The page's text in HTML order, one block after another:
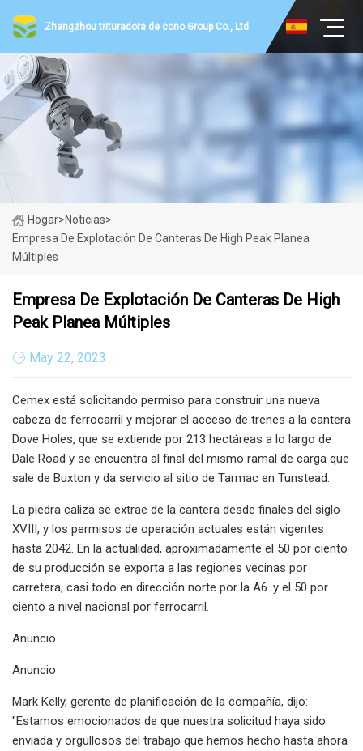
Zhangzhou trituradora de cono Group Co., Ltd
Hogar>Noticias>
Empresa De Explotación De Canteras De High Peak Planea
Múltiples
Empresa De Explotación De Canteras De High
Peak Planea Múltiples
May 22, 2023
Cemex está solicitando permiso para construir una nueva
cabeza de ferrocarril y mejorar el acceso de trenes a la cantera
Dove Holes, que se extiende por 213 hectáreas a lo largo de
Dale Road y se encuentra al final del mismo ramal de carga que
sale de Buxton y da servicio al sitio de Tarmac en Tunstead.
La piedra caliza se extrae de la cantera desde finales del siglo
XVIII, y los permisos de operación actuales están vigentes
hasta 2042. En la actualidad, aproximadamente el 50 por ciento
de su producción se exporta a las regiones vecinas por
carretera, casi todo en dirección norte por la A6. y el 50 por
ciento a nivel nacional por ferrocarril.
Anuncio
Anuncio
Mark Kelly, gerente de planificación de la compañía, dijo:
"Estamos emocionados de que nuestra solicitud haya sido
enviada y orgullosos del trabajo que hemos hecho hasta ahora